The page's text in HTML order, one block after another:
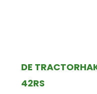
DE
42RS